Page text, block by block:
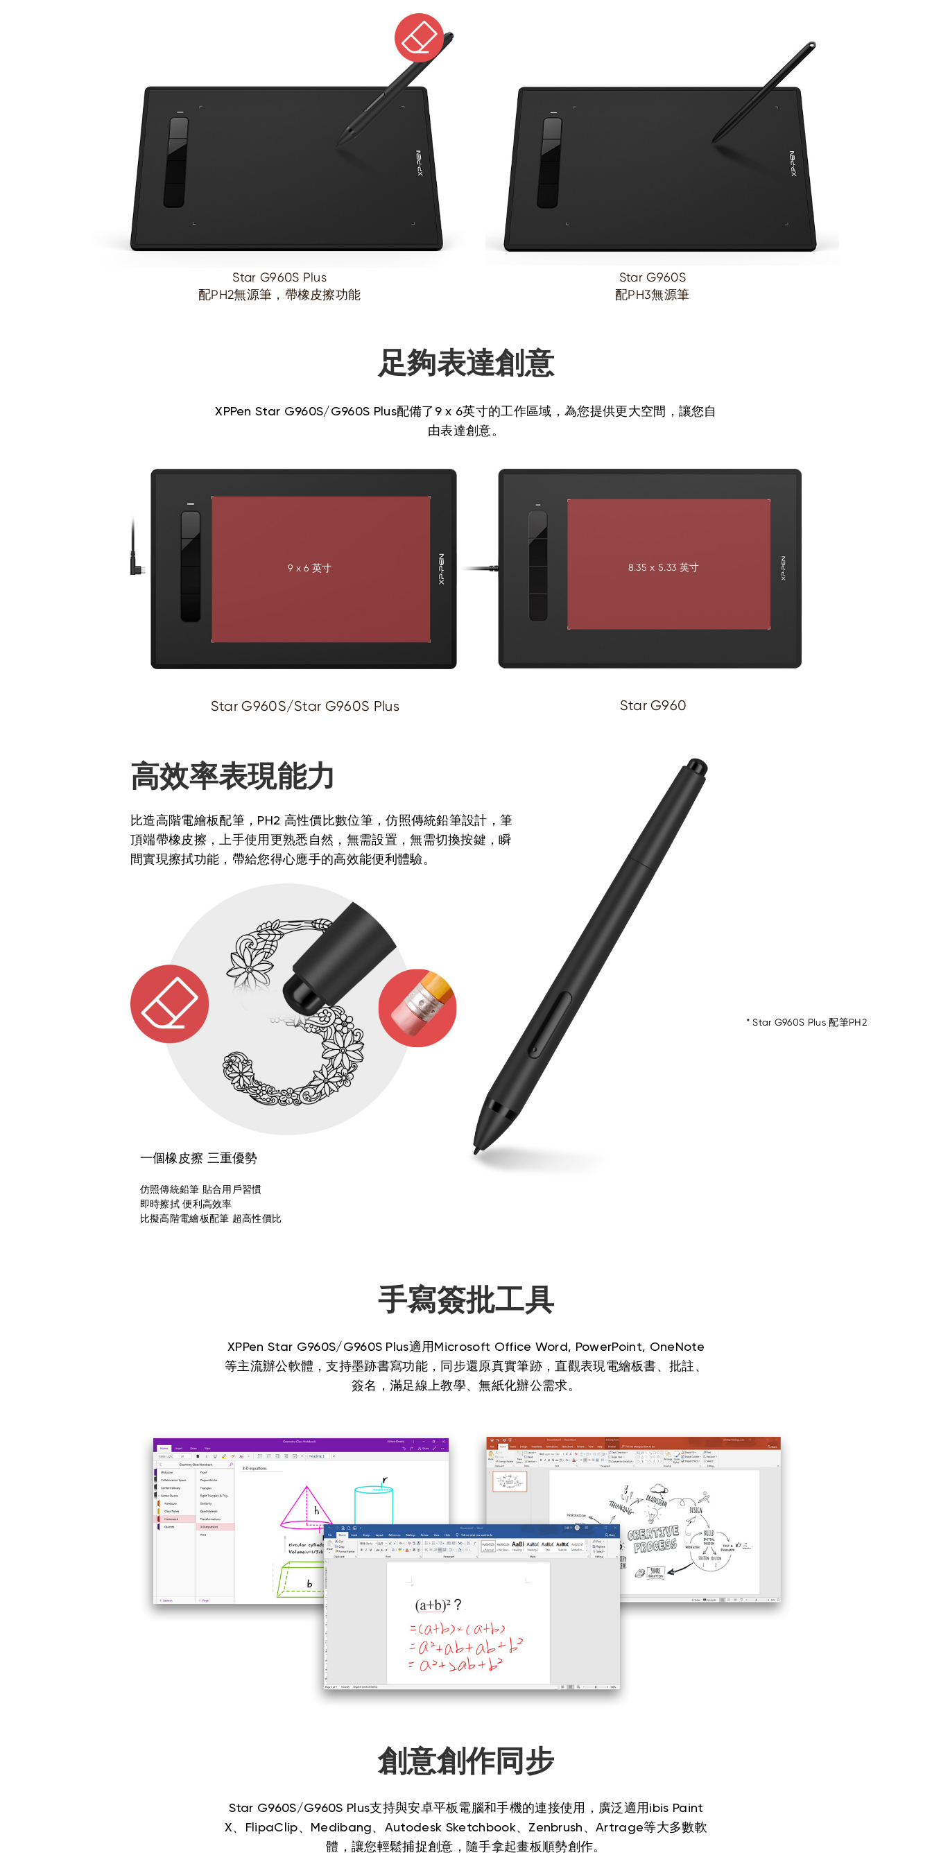
Star G960S Plus
配PH2無源筆，帶橡皮擦功能
Star G960S
配PH3無源筆
足夠表達創意
XPPen Star G960S/G960S Plus配備了9 x 6英寸的工作區域，為您提供更大空間，讓您自
由表達創意。
Star G960S/Star G960S Plus
9 x 6 英寸
Star G960
8.35 x 5.33 英寸
高效率表現能力
比造高階電繪板配筆，PH2 高性價比數位筆，仿照傳統鉛筆設計，筆
頂端帶橡皮擦，上手使用更熟悉自然，無需設置，無需切換按鍵，瞬
間實現擦拭功能，帶給您得心應手的高效能便利體驗。
一個橡皮擦 三重優勢
仿照傳統鉛筆 貼合用戶習慣
即時擦拭 便利高效率
比擬高階電繪板配筆 超高性價比
* Star G960S Plus 配筆PH2
手寫簽批工具
XPPen Star G960S/G960S Plus適用Microsoft Office Word, PowerPoint, OneNote
等主流辦公軟體，支持墨跡書寫功能，同步還原真實筆跡，直觀表現電繪板書、批註、
簽名，滿足線上教學、無紙化辦公需求。
創意創作同步
Star G960S/G960S Plus支持與安卓平板電腦和手機的連接使用，廣泛適用ibis Paint
X、FlipaClip、Medibang、Autodesk Sketchbook、Zenbrush、Artrage等大多數軟
體，讓您輕鬆捕捉創意，隨手拿起畫板順勢創作。